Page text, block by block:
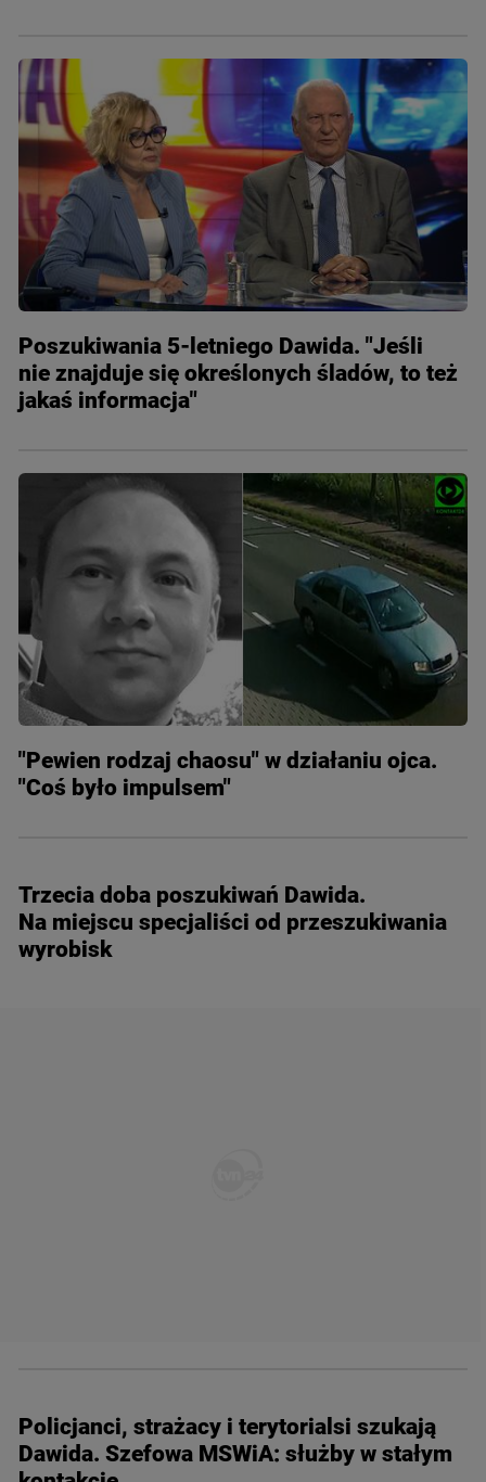
Poszukiwania 5-letniego Dawida. "Jeśli
nie znajduje się określonych śladów, to też
jakaś informacja"
"Pewien rodzaj chaosu" w działaniu ojca.
"Coś było impulsem"
Trzecia doba poszukiwań Dawida.
Na miejscu specjaliści od przeszukiwania
wyrobisk
Policjanci, strażacy i terytorialsi szukają
Dawida. Szefowa MSWiA: służby w stałym